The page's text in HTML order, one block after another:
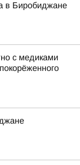
в Биробиджане
с медиками